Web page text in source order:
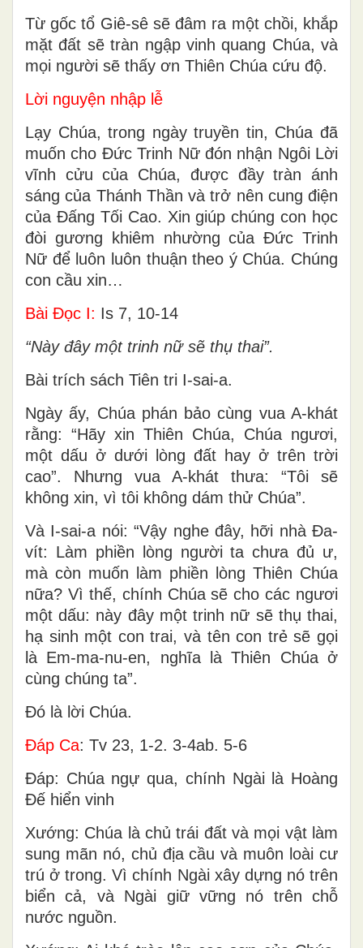
Từ gốc tổ Giê-sê sẽ đâm ra một chồi, khắp
mặt đất sẽ tràn ngập vinh quang Chúa, và
mọi người sẽ thấy ơn Thiên Chúa cứu độ.
Lời nguyện nhập lễ
Lạy Chúa, trong ngày truyền tin, Chúa đã
muốn cho Ðức Trinh Nữ đón nhận Ngôi Lời
vĩnh cửu của Chúa, được đầy tràn ánh
sáng của Thánh Thần và trở nên cung điện
của Ðấng Tối Cao. Xin giúp chúng con học
đòi gương khiêm nhường của Ðức Trinh
Nữ để luôn luôn thuận theo ý Chúa. Chúng
con cầu xin…
Bài Ðọc I: Is 7, 10-14
“Này đây một trinh nữ sẽ thụ thai”.
Bài trích sách Tiên tri I-sai-a.
Ngày ấy, Chúa phán bảo cùng vua A-khát
rằng: “Hãy xin Thiên Chúa, Chúa ngươi,
một dấu ở dưới lòng đất hay ở trên trời
cao”. Nhưng vua A-khát thưa: “Tôi sẽ
không xin, vì tôi không dám thử Chúa”.
Và I-sai-a nói: “Vậy nghe đây, hỡi nhà Ða-
vít: Làm phiền lòng người ta chưa đủ ư,
mà còn muốn làm phiền lòng Thiên Chúa
nữa? Vì thế, chính Chúa sẽ cho các ngươi
một dấu: này đây một trinh nữ sẽ thụ thai,
hạ sinh một con trai, và tên con trẻ sẽ gọi
là Em-ma-nu-en, nghĩa là Thiên Chúa ở
cùng chúng ta”.
Ðó là lời Chúa.
Ðáp Ca: Tv 23, 1-2. 3-4ab. 5-6
Ðáp: Chúa ngự qua, chính Ngài là Hoàng
Ðế hiển vinh
Xướng: Chúa là chủ trái đất và mọi vật làm
sung mãn nó, chủ địa cầu và muôn loài cư
trú ở trong. Vì chính Ngài xây dựng nó trên
biển cả, và Ngài giữ vững nó trên chỗ
nước nguồn.